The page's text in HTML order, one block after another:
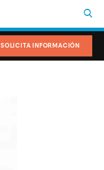
SOLICITA INFORMACIÓN